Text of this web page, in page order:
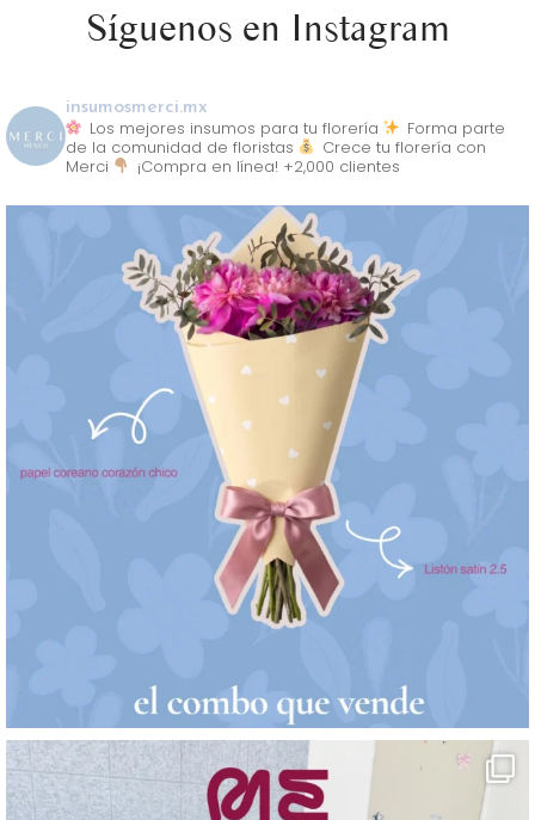
Síguenos en Instagram
insumosmerci.mx
Los mejores insumos para tu florería
Forma parte
de la comunidad de floristas
Crece tu florería con
Merci
¡Compra en línea! +2,000 clientes